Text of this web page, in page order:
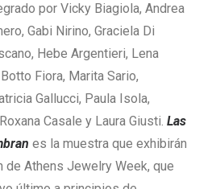
por Vicky Biagiola, Andrea
Gabi Nirino, Graciela Di
Hebe Argentieri, Lena
Fiora, Marita Sario,
Gallucci, Paula Isola,
Casale y Laura Giusti. Las
es la muestra que exhibirán
de Athens Jewelry Week, que